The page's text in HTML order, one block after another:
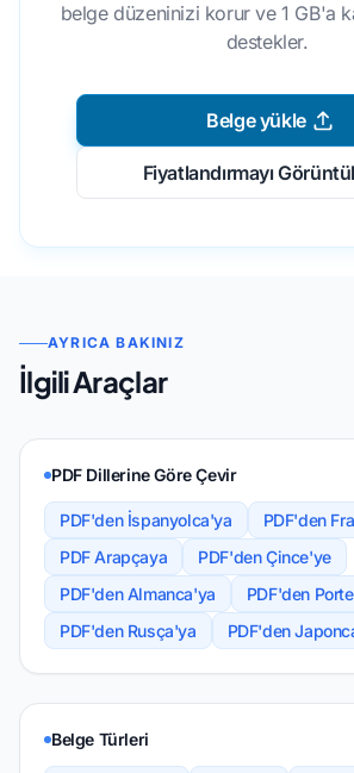
belge düzeninizi korur ve 1 GB'a
destekler.
Belge yükle
Fiyatlandırmayı
AYRICA BAKINIZ
İlgili Araçlar
PDF Dillerine Göre Çevir
PDF'den İspanyolca'ya
PDF'den
PDF Arapçaya
PDF'den Çince'ye
PDF'den Almanca'ya
PDF'den
PDF'den Rusça'ya
PDF'den
Belge Türleri